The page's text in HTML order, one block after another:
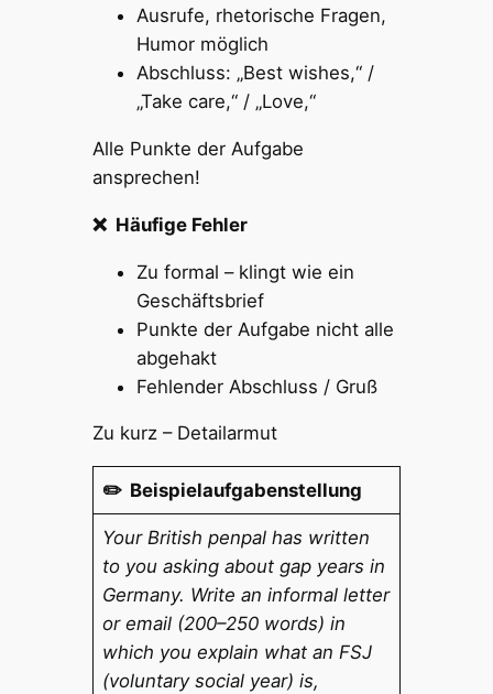
Ausrufe, rhetorische Fragen,
Humor möglich
Abschluss: „Best wishes,“ /
„Take care,“ / „Love,“
Alle Punkte der Aufgabe
ansprechen!
❌ Häufige Fehler
Zu formal – klingt wie ein
Geschäftsbrief
Punkte der Aufgabe nicht alle
abgehakt
Fehlender Abschluss / Gruß
Zu kurz – Detailarmut
✏️ Beispielaufgabenstellung
Your British penpal has written
to you asking about gap years in
Germany. Write an informal letter
or email (200–250 words) in
which you explain what an FSJ
(voluntary social year) is,